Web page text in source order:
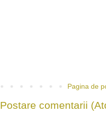
Pagina de
Postare comentarii